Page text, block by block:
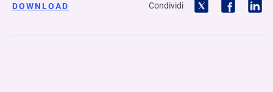
DOWNLOAD Condividi